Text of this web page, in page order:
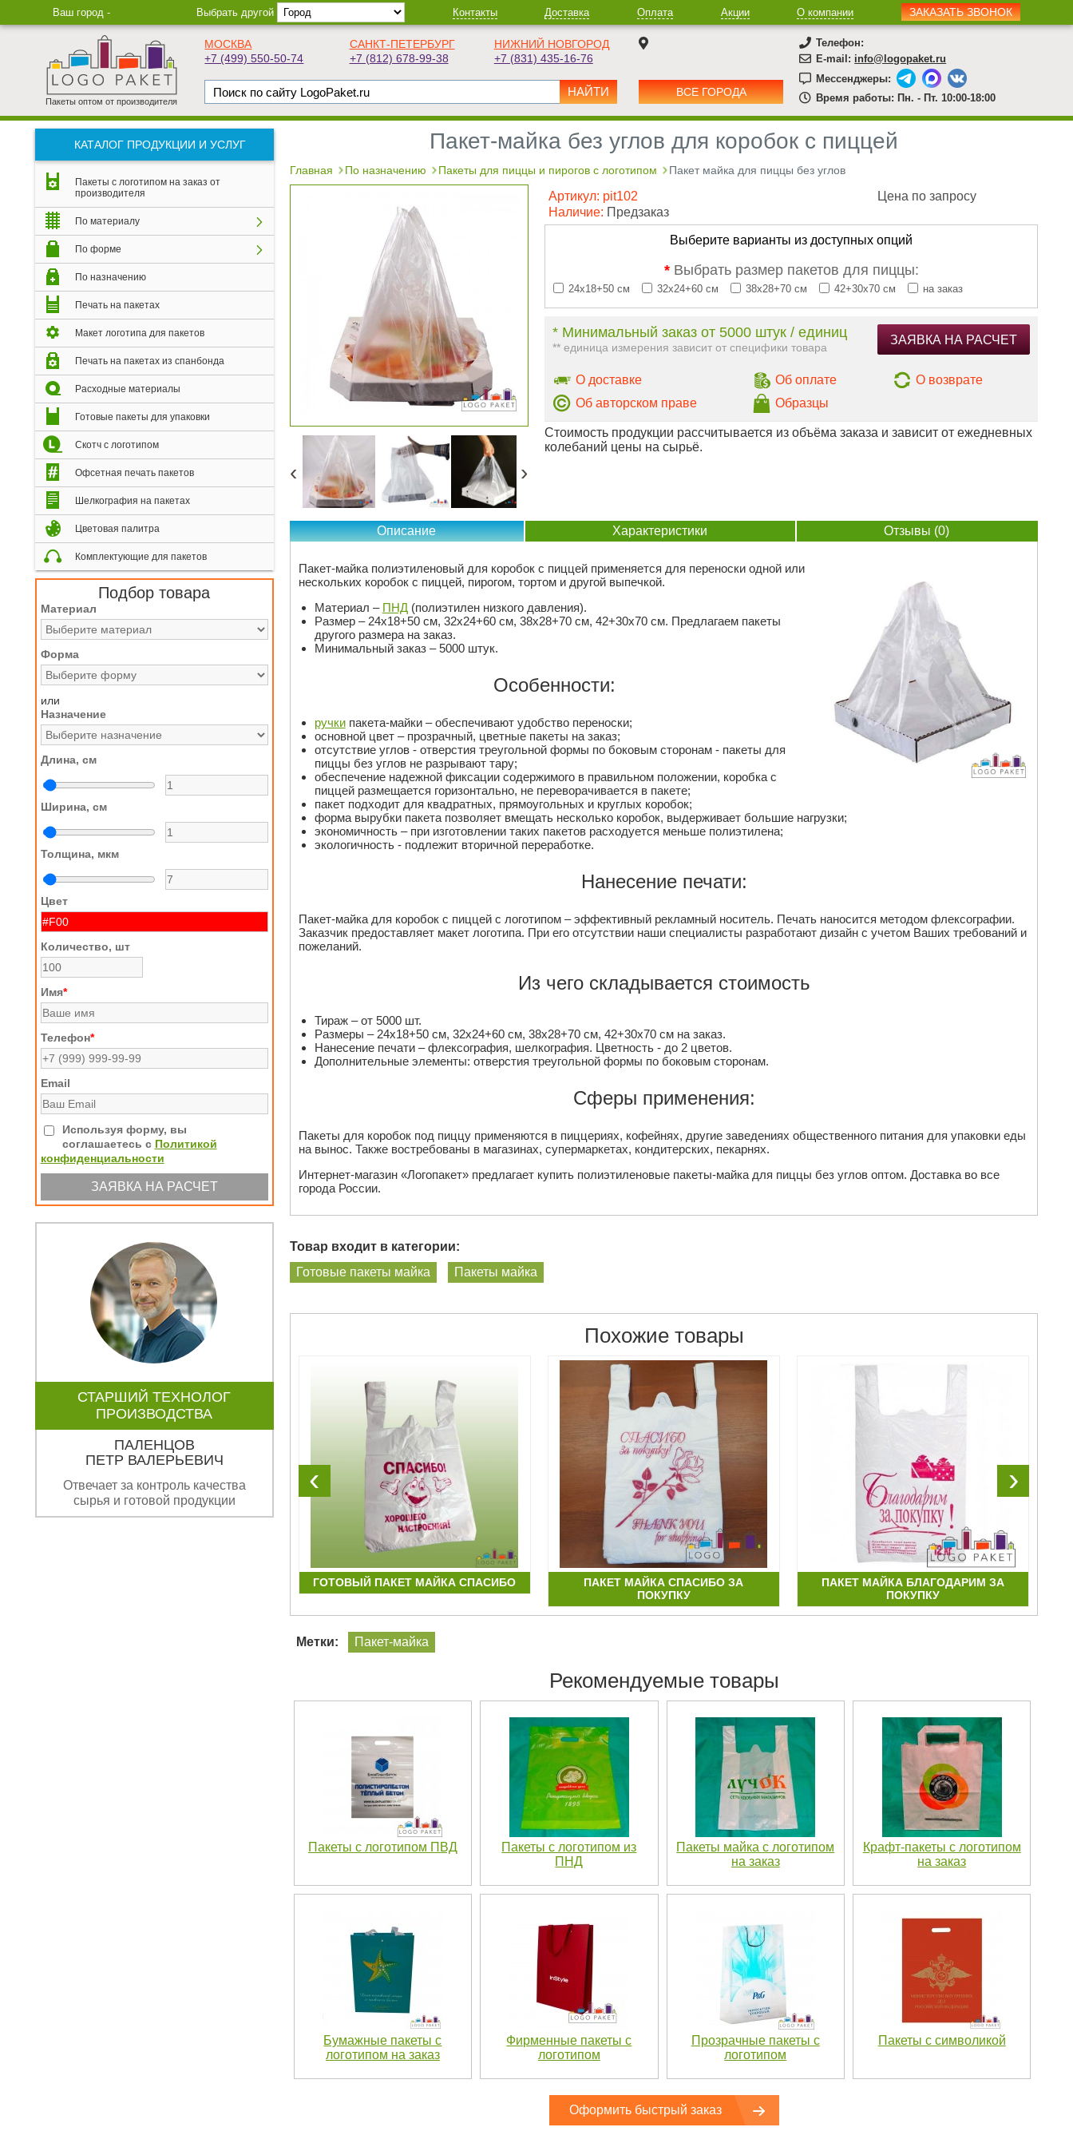
Ваш город - Выбрать другой Контакты Доставка Оплата Акции О компании ЗАКАЗАТЬ ЗВОНОК
Пакеты оптом от производителя
МОСКВА
+7 (499) 550-50-74
САНКТ-ПЕТЕРБУРГ
+7 (812) 678-99-38
НИЖНИЙ НОВГОРОД
+7 (831) 435-16-76
ВСЕ ГОРОДА
Телефон:
E-mail: info@logopaket.ru
Мессенджеры:
Время работы: Пн. - Пт. 10:00-18:00
КАТАЛОГ ПРОДУКЦИИ И УСЛУГ
Пакеты с логотипом на заказ от
производителя
По материалу
По форме
По назначению
Печать на пакетах
Макет логотипа для пакетов
Печать на пакетах из спанбонда
Расходные материалы
Готовые пакеты для упаковки
Скотч с логотипом
Офсетная печать пакетов
Шелкография на пакетах
Цветовая палитра
Комплектующие для пакетов
Подбор товара
Материал
Форма
или
Назначение
Длина, см
Ширина, см
Толщина, мкм
Цвет
Количество, шт
Имя*
Телефон*
Email
Используя форму, вы
соглашаетесь с Политикой
конфиденциальности
СТАРШИЙ ТЕХНОЛОГ
ПРОИЗВОДСТВА
ПАЛЕНЦОВ
ПЕТР ВАЛЕРЬЕВИЧ
Отвечает за контроль качества
сырья и готовой продукции
Пакет-майка без углов для коробок с пиццей
Главная По назначению Пакеты для пиццы и пирогов с логотипом Пакет майка для пиццы без углов
‹ ›
Артикул: pit102
Наличие: Предзаказ
Цена по запросу
Выберите варианты из доступных опций
* Выбрать размер пакетов для пиццы:
24х18+50 см 32х24+60 см 38х28+70 см 42+30х70 см на заказ
* Минимальный заказ от 5000 штук / единиц
** единица измерения зависит от специфики товара
ЗАЯВКА НА РАСЧЕТ
О доставке Об оплате
О возврате
Об авторском праве
Образцы
Стоимость продукции рассчитывается из объёма заказа и зависит от ежедневных
колебаний цены на сырьё.
Описание Характеристики Отзывы (0)
Пакет-майка полиэтиленовый для коробок с пиццей применяется для переноски одной или
нескольких коробок с пиццей, пирогом, тортом и другой выпечкой.
Материал – ПНД(полиэтилен низкого давления).
Размер – 24х18+50 см, 32х24+60 см, 38х28+70 см, 42+30х70 см. Предлагаем пакеты
другого размера на заказ.
Минимальный заказ – 5000 штук.
Особенности:
ручкипакета-майки – обеспечивают удобство переноски;
основной цвет – прозрачный, цветные пакеты на заказ;
отсутствие углов - отверстия треугольной формы по боковым сторонам - пакеты для
пиццы без углов не разрывают тару;
обеспечение надежной фиксации содержимого в правильном положении, коробка с
пиццей размещается горизонтально, не переворачивается в пакете;
пакет подходит для квадратных, прямоугольных и круглых коробок;
форма вырубки пакета позволяет вмещать несколько коробок, выдерживает большие нагрузки;
экономичность – при изготовлении таких пакетов расходуется меньше полиэтилена;
экологичность - подлежит вторичной переработке.
Нанесение печати:
Пакет-майка для коробок с пиццей с логотипом – эффективный рекламный носитель. Печать наносится методом флексографии.
Заказчик предоставляет макет логотипа. При его отсутствии наши специалисты разработают дизайн с учетом Ваших требований и
пожеланий.
Из чего складывается стоимость
Тираж – от 5000 шт.
Размеры – 24х18+50 см, 32х24+60 см, 38х28+70 см, 42+30х70 см на заказ.
Нанесение печати – флексография, шелкография. Цветность - до 2 цветов.
Дополнительные элементы: отверстия треугольной формы по боковым сторонам.
Сферы применения:
Пакеты для коробок под пиццу применяются в пиццериях, кофейнях, другие заведениях общественного питания для упаковки еды
на вынос. Также востребованы в магазинах, супермаркетах, кондитерских, пекарнях.
Интернет-магазин «Логопакет» предлагает купить полиэтиленовые пакеты-майка для пиццы без углов оптом. Доставка во все
города России.
Товар входит в категории:
Готовые пакеты майка
Пакеты майка
Похожие товары
ГОТОВЫЙ ПАКЕТ МАЙКА СПАСИБО
ПАКЕТ МАЙКА СПАСИБО ЗА
ПОКУПКУ
ПАКЕТ МАЙКА БЛАГОДАРИМ ЗА
ПОКУПКУ
‹ ›
Метки: Пакет-майка
Рекомендуемые товары
Пакеты с логотипом ПВД
Пакеты с логотипом из
ПНД
Пакеты майка с логотипом
на заказ
Крафт-пакеты с логотипом
на заказ
Бумажные пакеты с
логотипом на заказ
Фирменные пакеты с
логотипом
Прозрачные пакеты с
логотипом
Пакеты с символикой
Оформить быстрый заказ